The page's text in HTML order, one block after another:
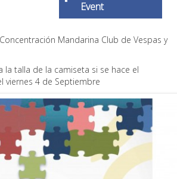
Event
Mandarina Club de Vespas y
la talla de la camiseta si se hace el
viernes 4 de Septiembre